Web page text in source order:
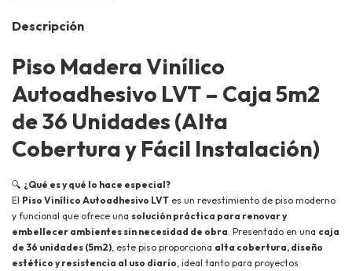
Descripción
Piso Madera Vinílico
Autoadhesivo LVT – Caja 5m2
de 36 Unidades (Alta
Cobertura y Fácil Instalación)
🔍 ¿Qué es y qué lo hace especial?
El Piso Vinílico Autoadhesivo LVT es un revestimiento de piso moderno
y funcional que ofrece una solución práctica para renovar y
embellecer ambientes sin necesidad de obra . Presentado en una caja
de 36 unidades (5m2) , este piso proporciona alta cobertura, diseño
estético y resistencia al uso diario , ideal tanto para proyectos